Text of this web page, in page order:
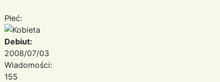
Płeć:
Debiut:
2008/07/03
Wiadomości:
155